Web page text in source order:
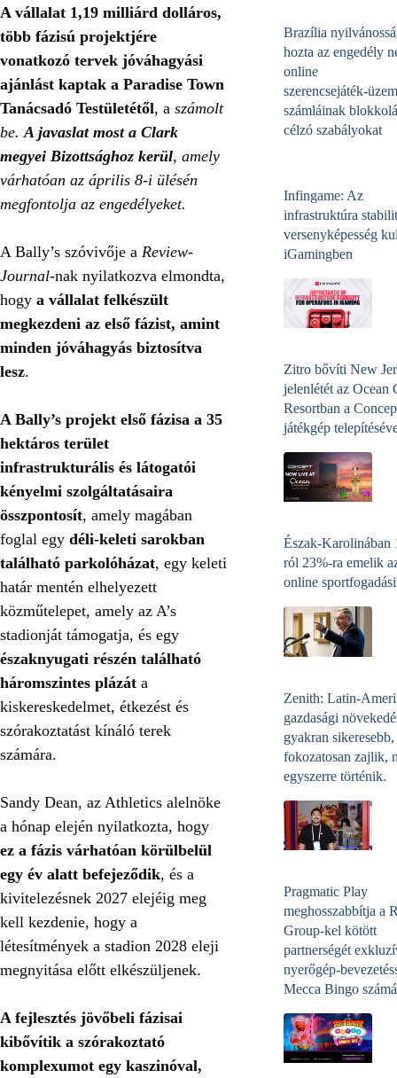
A vállalat 1,19 milliárd dolláros,
több fázisú projektjére
vonatkozó tervek jóváhagyási
ajánlást kaptak a Paradise Town
Tanácsadó Testületétől, a számolt
be. A javaslat most a Clark
megyei Bizottsághoz kerül, amely
várhatóan az április 8-i ülésén
megfontolja az engedélyeket.
A Bally’s szóvivője a Review-
Journal-nak nyilatkozva elmondta,
hogy a vállalat felkészült
megkezdeni az első fázist, amint
minden jóváhagyás biztosítva
lesz.
A Bally’s projekt első fázisa a 35
hektáros terület
infrastrukturális és látogatói
kényelmi szolgáltatásaira
összpontosít, amely magában
foglal egy déli-keleti sarokban
található parkolóházat, egy keleti
határ mentén elhelyezett
közműtelepet, amely az A’s
stadionját támogatja, és egy
északnyugati részén található
háromszintes plázát a
kiskereskedelmet, étkezést és
szórakoztatást kínáló terek
számára.
Sandy Dean, az Athletics alelnöke
a hónap elején nyilatkozta, hogy
ez a fázis várhatóan körülbelül
egy év alatt befejeződik, és a
kivitelezésnek 2027 elejéig meg
kell kezdenie, hogy a
létesítmények a stadion 2028 eleji
megnyitása előtt elkészüljenek.
A fejlesztés jövőbeli fázisai
kibővítik a szórakoztató
komplexumot egy kaszinóval,
Brazília
hozta az engedély
online
számláinak
célzó szabályokat
Infingame: Az
infrastruktúra
versenyképesség
iGamingben
Zitro bővíti New
jelenlétét az Ocean
Resortban a
játékgép
Észak-Karolinában
ról 23%-ra emelik
online
Zenith: Latin-
gazdasági
gyakran sikeresebb,
fokozatosan zajlik,
egyszerre történik.
Pragmatic Play
meghosszabbítja a
Group-kel kötött
partnerségét
nyerőgép-
Mecca Bingo